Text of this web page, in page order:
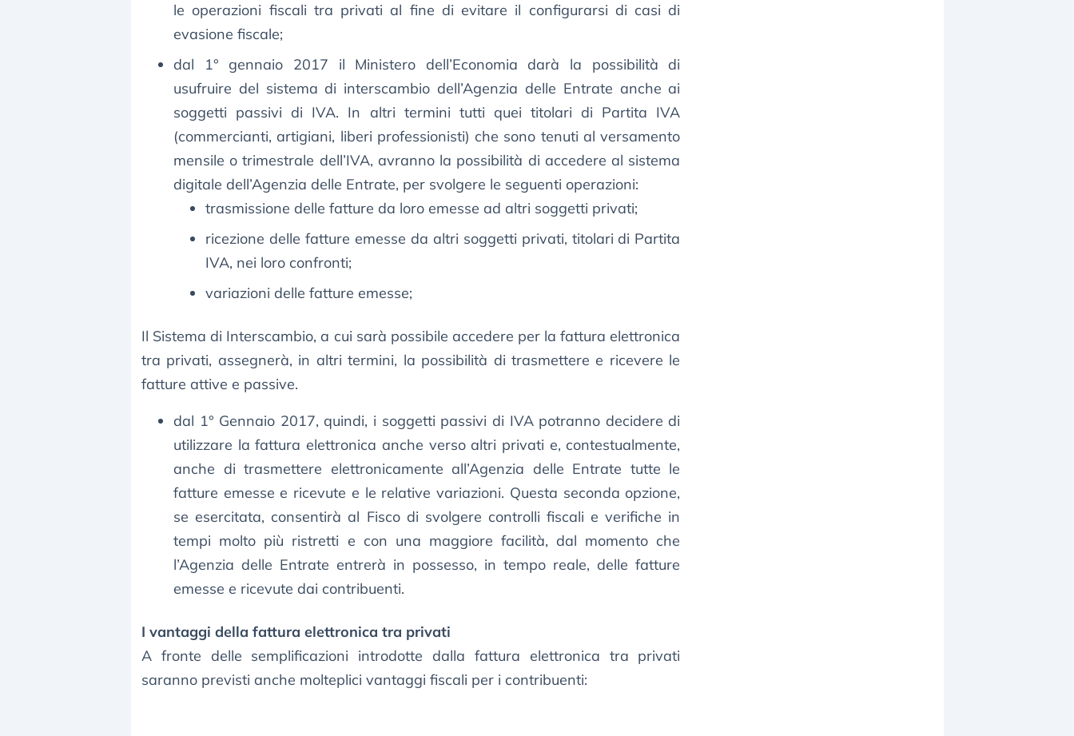
le operazioni fiscali tra privati al fine di evitare il configurarsi di casi di
evasione fiscale;
dal 1° gennaio 2017 il Ministero dell’Economia darà la possibilità di
usufruire del sistema di interscambio dell’Agenzia delle Entrate anche ai
soggetti passivi di IVA. In altri termini tutti quei titolari di Partita IVA
(commercianti, artigiani, liberi professionisti) che sono tenuti al versamento
mensile o trimestrale dell’IVA, avranno la possibilità di accedere al sistema
digitale dell’Agenzia delle Entrate, per svolgere le seguenti operazioni:
trasmissione delle fatture da loro emesse ad altri soggetti privati;
ricezione delle fatture emesse da altri soggetti privati, titolari di Partita
IVA, nei loro confronti;
variazioni delle fatture emesse;
Il Sistema di Interscambio, a cui sarà possibile accedere per la fattura elettronica
tra privati, assegnerà, in altri termini, la possibilità di trasmettere e ricevere le
fatture attive e passive.
dal 1° Gennaio 2017, quindi, i soggetti passivi di IVA potranno decidere di
utilizzare la fattura elettronica anche verso altri privati e, contestualmente,
anche di trasmettere elettronicamente all’Agenzia delle Entrate tutte le
fatture emesse e ricevute e le relative variazioni. Questa seconda opzione,
se esercitata, consentirà al Fisco di svolgere controlli fiscali e verifiche in
tempi molto più ristretti e con una maggiore facilità, dal momento che
l’Agenzia delle Entrate entrerà in possesso, in tempo reale, delle fatture
emesse e ricevute dai contribuenti.
I vantaggi della fattura elettronica tra privati
A fronte delle semplificazioni introdotte dalla fattura elettronica tra privati
saranno previsti anche molteplici vantaggi fiscali per i contribuenti: